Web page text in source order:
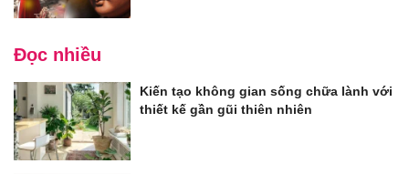
Đọc nhiều
Kiến tạo không gian sống chữa lành với
thiết kế gần gũi thiên nhiên